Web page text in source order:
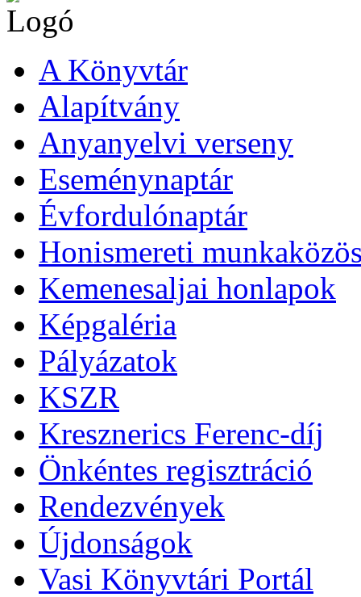
A Könyvtár
Alapítvány
Anyanyelvi verseny
Eseménynaptár
Évfordulónaptár
Honismereti
Kemenesaljai honlapok
Képgaléria
Pályázatok
KSZR
Kresznerics Ferenc-díj
Önkéntes regisztráció
Rendezvények
Újdonságok
Vasi Könyvtári Portál